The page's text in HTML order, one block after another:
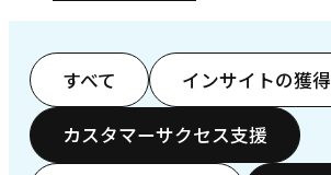
すべて インサイトの獲得
カスタマーサクセス支援